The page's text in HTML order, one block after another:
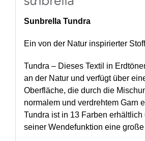
Sunbrella Tundra
Ein von der Natur inspirierter Stoff
Tundra – Dieses Textil in
an der Natur und verfügt über
Oberfläche, die durch die
normalem und verdrehtem Garn
Tundra ist in 13 Farben erhältlich
seiner Wendefunktion eine